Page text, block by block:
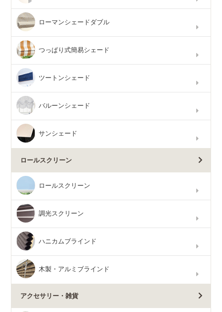
ローマンシェードダブル
つっぱり式簡易シェード
ツートンシェード
バルーンシェード
サンシェード
ロールスクリーン
ロールスクリーン
調光スクリーン
ハニカムブラインド
木製・アルミブラインド
アクセサリー・雑貨